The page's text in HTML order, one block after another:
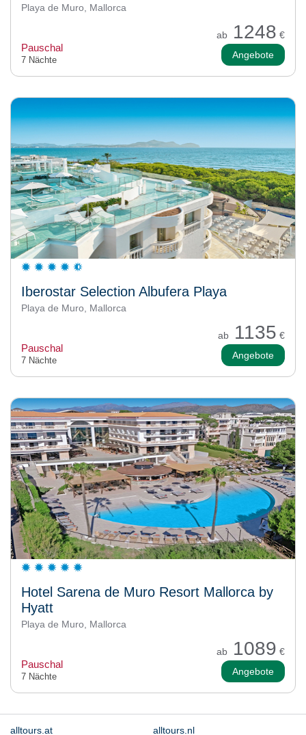
Playa de Muro, Mallorca
ab 1248 €
Pauschal
7 Nächte Angebote
Iberostar Selection Albufera Playa
Playa de Muro, Mallorca
ab 1135 €
Pauschal
7 Nächte Angebote
Hotel Sarena de Muro Resort Mallorca by
Hyatt
Playa de Muro, Mallorca
ab 1089 €
Pauschal
7 Nächte Angebote
alltours.at alltours.nl